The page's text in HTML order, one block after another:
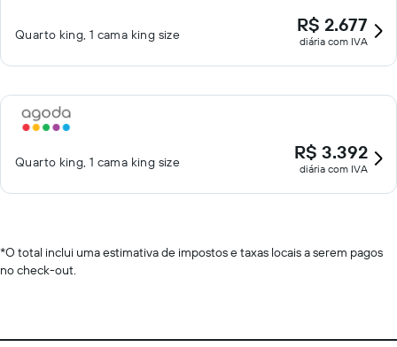
Quarto king, 1 cama king size R$ 2.677
diária com IVA
Quarto king, 1 cama king size R$ 3.392
diária com IVA
*O total inclui uma estimativa de impostos e taxas locais a serem pagos
no check-out.